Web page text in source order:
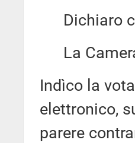
Dichiaro
La
Indìco la
elettronico,
parere